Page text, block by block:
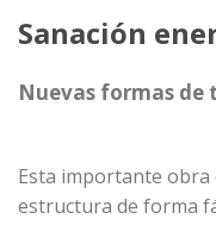
Sanación
Nuevas formas de
Esta importante obra
estructura de forma